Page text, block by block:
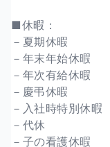
■休暇：
－夏期休暇
－年末年始休暇
－年次有給休暇
－慶弔休暇
－入社時特別休暇
－代休
－子の看護休暇